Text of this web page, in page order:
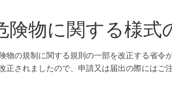
険物に関する様式
物の規制に関する規則の一部を改正する省令
正されましたので、申請又は届出の際にはご